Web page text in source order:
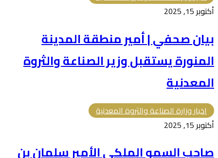
أكتوبر 15, 2025
بيان صحفي | أمير منطقة المدينة
المنورة يستقبل وزير الصناعة والثروة
المعدنية
اخبار وزارة الصناعة والثروة المعدنية
أكتوبر 15, 2025
صاحب السمو الملكي الأمير سلمان بن